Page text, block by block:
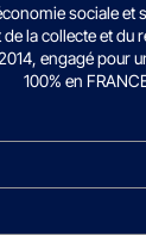
sociale et
la collecte et du
engagé pour
100% en